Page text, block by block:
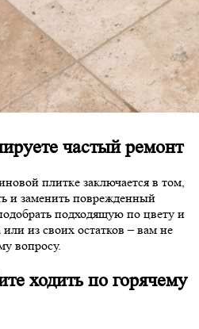
частый ремонт
плитке заключается в том,
и заменить поврежденный
подходящую по цвету и
из своих остатков – вам не
вопросу.
ходить по горячему